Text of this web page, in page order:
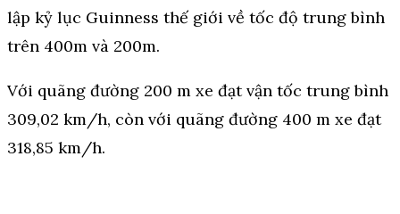
lập kỷ lục Guinness thế giới về tốc độ trung bình
trên 400m và 200m.
Với quãng đường 200 m xe đạt vận tốc trung bình
309,02 km/h, còn với quãng đường 400 m xe đạt
318,85 km/h.